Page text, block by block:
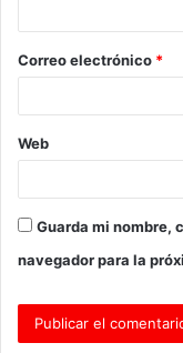
*
Correo electrónico *
Web
Guarda mi nombre,
navegador para la